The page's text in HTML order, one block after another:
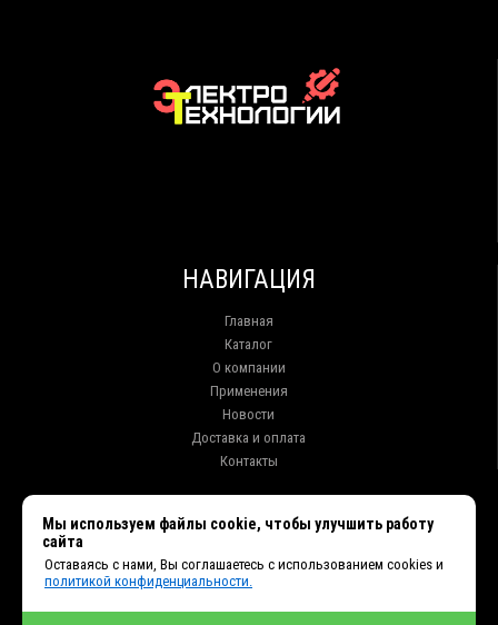
НАВИГАЦИЯ
Главная
Каталог
О компании
Применения
Новости
Доставка и оплата
Контакты
+7 (914) 010-76-83, 8 (3952) 93-27-93 - Отдел продаж
+7 (950) 075-85-99 - Техническая поддержка
Мы используем файлы cookie, чтобы улучшить работу
сайта
Оставаясь с нами, Вы соглашаетесь с использованием cookies и
политикой конфиденциальности.